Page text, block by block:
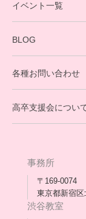
英会話・海外留学コ
寮生活サポート
卒業生の今
アウトリーチ支援
[家庭訪問カウンセ
イベント一覧
BLOG
保護者交流だより一覧
会長コラム一覧
各種お問い合わせ
高卒支援会につい
メディア出演
スタッフ紹介
事務所
〒169-0074
東京都新宿
渋谷教室